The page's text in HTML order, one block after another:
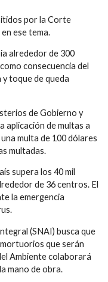
por la Corte
ese tema.
alrededor de 300
consecuencia del
toque de queda
de Gobierno y
aplicación de multas a
multa de 100 dólares
multadas.
supera los 40 mil
de 36 centros. El
la emergencia
(SNAI) busca que
que serán
Ambiente colaborará
mano de obra.